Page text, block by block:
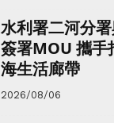
水利署二河分
簽署MOU 攜手
海生活廊帶
2026/08/06